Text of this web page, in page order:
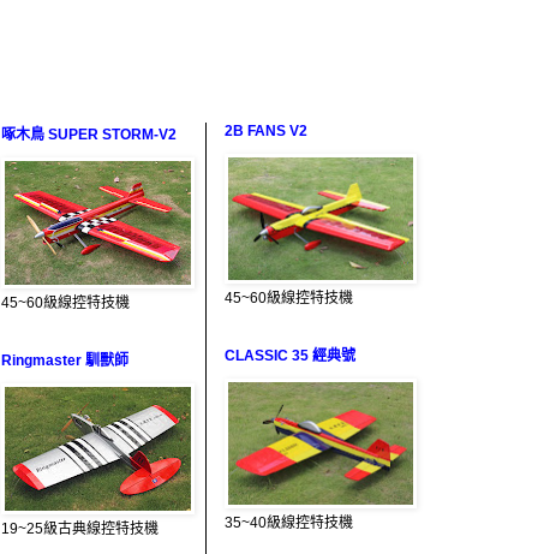
啄木鳥 SUPER STORM-V2
45~60級線控特技機
Ringmaster 馴獸師
19~25級古典線控特技機
2B FANS V2
45~60級線控特技機
CLASSIC 35 經典號
35~40級線控特技機